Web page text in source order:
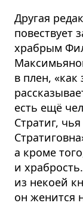
Другая
повествует
храбрым
в плен,
есть ещё
Стратиг,
а кроме
и
из некоей
он женится